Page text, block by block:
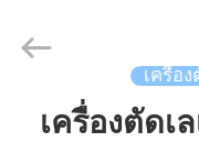
หน้า
XPX
เครื่อ
เครื่องตัดเ